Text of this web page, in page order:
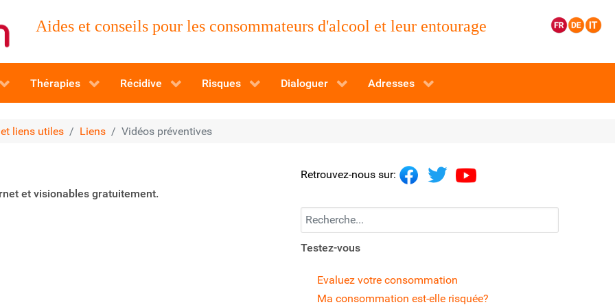
Aides et conseils pour les consommateurs d'alcool et leur entourage
Thérapies Récidive Risques Dialoguer Adresses
liens utiles Liens Vidéos préventives
et visionables gratuitement.
Retrouvez-nous sur:
Recherchez...
Testez-vous
Evaluez votre consommation
Ma consommation est-elle risquée?